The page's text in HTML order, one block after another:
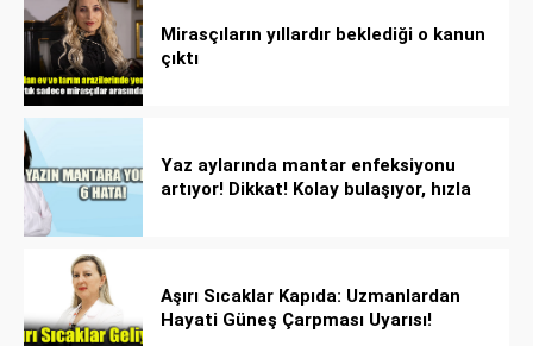
Mirasçıların yıllardır beklediği o kanun
çıktı
Yaz aylarında mantar enfeksiyonu
artıyor! Dikkat! Kolay bulaşıyor, hızla
Aşırı Sıcaklar Kapıda: Uzmanlardan
Hayati Güneş Çarpması Uyarısı!